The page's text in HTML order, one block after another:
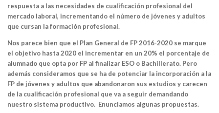
respuesta a las necesidades de cualificación profesional del
mercado laboral, incrementando el número de jóvenes y adultos
que cursan la formación profesional.
Nos parece bien que el Plan General de FP 2016-2020 se marque
el objetivo hasta 2020 el incrementar en un 20% el porcentaje de
alumnado que opta por FP al finalizar ESO o Bachillerato. Pero
además consideramos que se ha de potenciar la incorporación a la
FP de jóvenes y adultos que abandonaron sus estudios y carecen
de la cualificación profesional que va a seguir demandando
nuestro sistema productivo. Enunciamos algunas propuestas.